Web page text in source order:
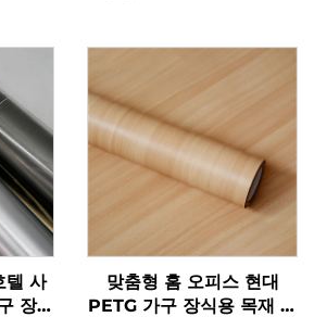
텔 사
장식
맞춤형 홈 오피스 현대
PETG 가구 장식용 목재 곡